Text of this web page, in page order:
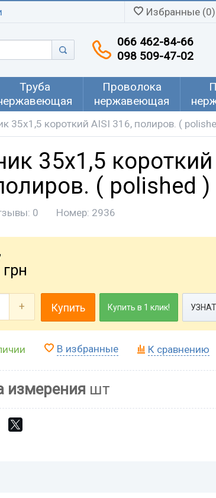
Избранные (0)
066 462-84-66
098 509-47-02
Труба
Проволока
нержавеющая
35х1,5 короткий AISI 316, полиров. (
35х1,5 короткий
( polished )
0 Номер: 2936
грн
+ Купить Купить в 1 клик!
В избранные К сравнению
измерения шт